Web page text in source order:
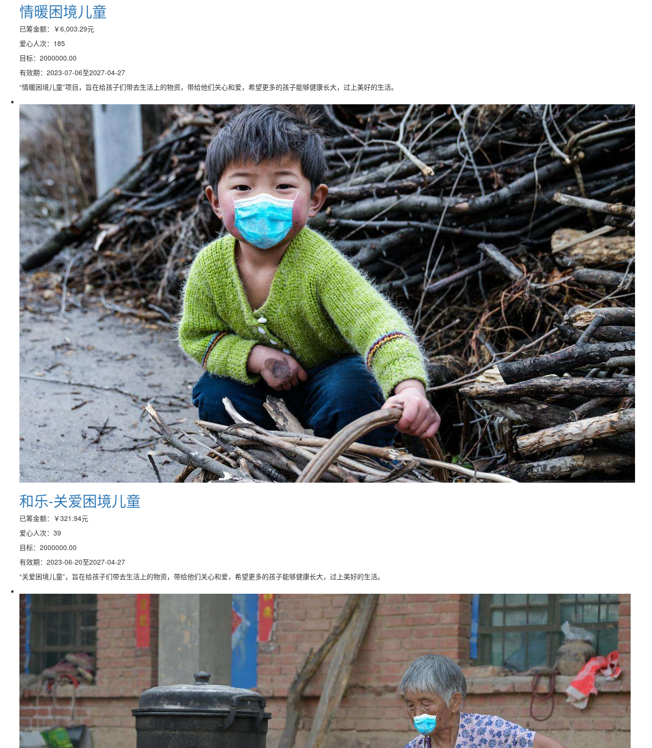
情暖困境儿童
已筹金额： ￥6,003.29元
爱心人次：185
目标：2000000.00
有效期：2023-07-06至2027-04-27
“情暖困境儿童”项目，旨在给孩子们带去生活上的物资，带给他们关心和爱，希望更多的孩子能够健康长大，过上美好的生活。
和乐-关爱困境儿童
已筹金额： ￥321.94元
爱心人次：39
目标：2000000.00
有效期：2023-06-20至2027-04-27
“关爱困境儿童”，旨在给孩子们带去生活上的物资，带给他们关心和爱，希望更多的孩子能够健康长大，过上美好的生活。